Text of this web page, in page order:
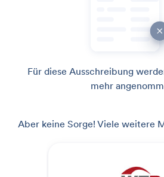
Für diese Ausschreibung
mehr
Aber keine Sorge! Viele weitere